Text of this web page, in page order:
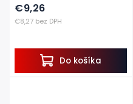
€8,27 bez DPH
€9,26
Do košíka